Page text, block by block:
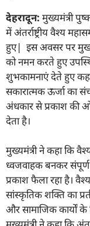
देहरादून: मुख्यमंत्री
में अंतर्राष्ट्रीय वैश्य
हुए| इस अवसर पर
को नमन करते हुए
शुभकामनाएं देते हुए
सकारात्मक ऊर्जा का
अंधकार से प्रकाश की
देता है।
मुख्यमंत्री ने कहा कि
ध्वजवाहक बनकर
प्रकाश फैला रहा है।
सांस्कृतिक शक्ति का
और सामाजिक कार्यों